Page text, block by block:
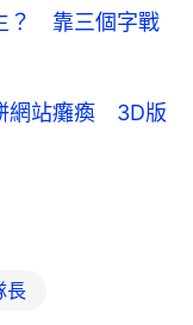
？ 靠三個字戰
網站癱瘓 3D版
長